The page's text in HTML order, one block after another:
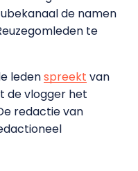
de namen
te
ledenspreekt van
de vlogger het
redactie van